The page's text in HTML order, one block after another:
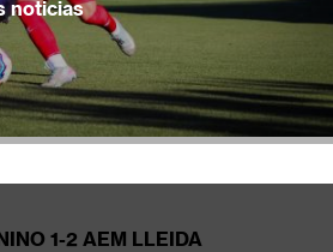
noticias
1-2 AEM LLEIDA